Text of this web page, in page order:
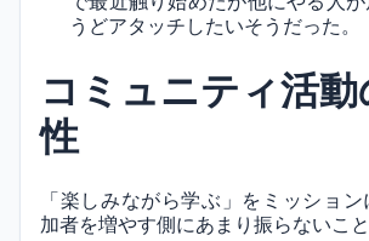
うどアタッチしたいそうだった。
コミュニティ活動
性
「楽しみながら学ぶ」をミッショ
加者を増やす側にあまり振らないこと